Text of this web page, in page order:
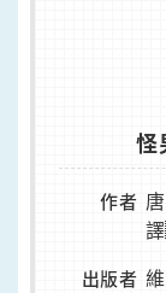
怪
作者
出版者